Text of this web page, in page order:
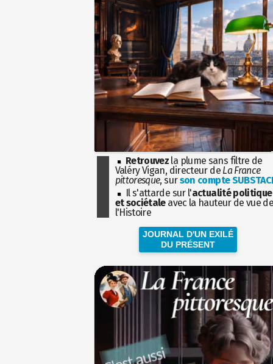
Retrouvez la plume sans filtre de
Valéry Vigan, directeur de La France
pittoresque, surson compte
Il s'attarde sur l'actualité politique
et sociétaleavec la hauteur de vue
l'Histoire
JOURNAL D'UN EXILÉ
DU PRÉSENT